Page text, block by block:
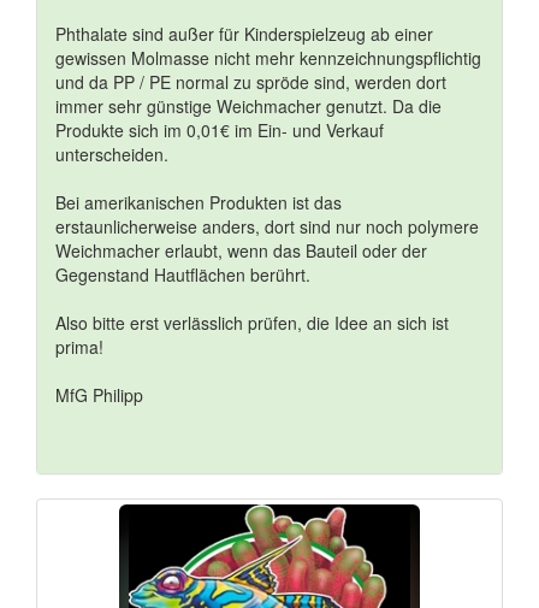
Phthalate sind außer für Kinderspielzeug ab einer
gewissen Molmasse nicht mehr kennzeichnungspflichtig
und da PP / PE normal zu spröde sind, werden dort
immer sehr günstige Weichmacher genutzt. Da die
Produkte sich im 0,01€ im Ein- und Verkauf
unterscheiden.
Bei amerikanischen Produkten ist das
erstaunlicherweise anders, dort sind nur noch polymere
Weichmacher erlaubt, wenn das Bauteil oder der
Gegenstand Hautflächen berührt.
Also bitte erst verlässlich prüfen, die Idee an sich ist
prima!
MfG Philipp